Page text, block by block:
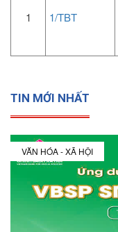
1 1/TBT
TIN MỚI NHẤT
VĂN HÓA - XÃ HỘI